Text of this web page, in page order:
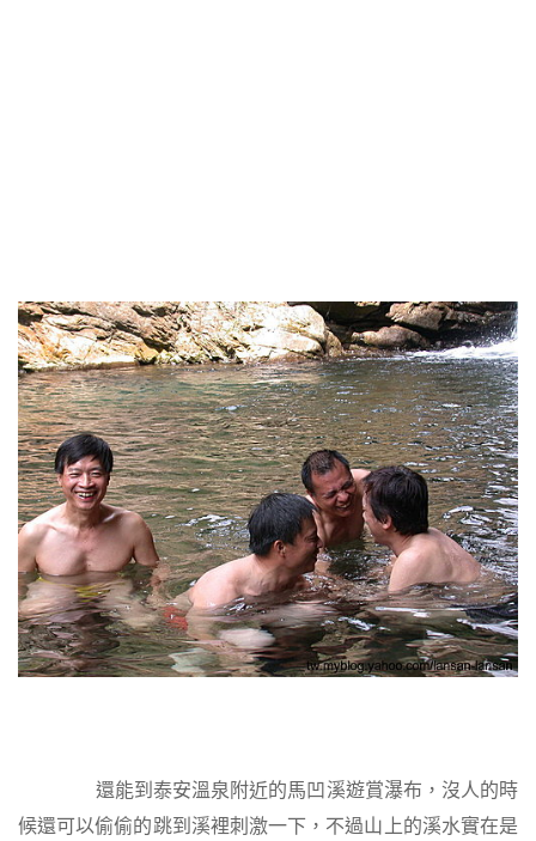
還能到泰安溫泉附近的馬凹溪遊賞瀑布，沒人的時
候還可以偷偷的跳到溪裡刺激一下，不過山上的溪水實在是